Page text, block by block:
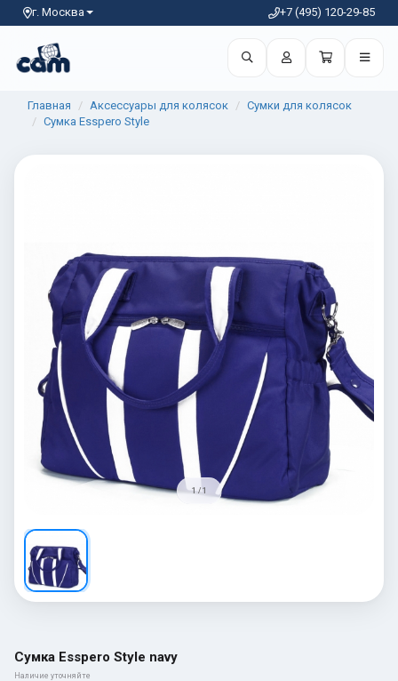
г. Москва +7 (495) 120-29-85
Главная Аксессуары для колясок
Сумки для колясок
Сумка Esspero Style
1 / 1
Сумка Esspero Style navy
Наличие уточняйте